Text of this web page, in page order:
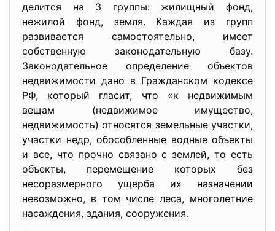
делится на 3 группы: жилищный фонд,
нежилой фонд, земля. Каждая из групп
развивается самостоятельно, имеет
собственную законодательную базу.
Законодательное определение объектов
недвижимости дано в Гражданском кодексе
РФ, который гласит, что «к недвижимым
вещам (недвижимое имущество,
недвижимость) относятся земельные участки,
участки недр, обособленные водные объекты
и все, что прочно связано с землей, то есть
объекты, перемещение которых без
несоразмерного ущерба их назначении
невозможно, в том числе леса, многолетние
насаждения, здания, сооружения.